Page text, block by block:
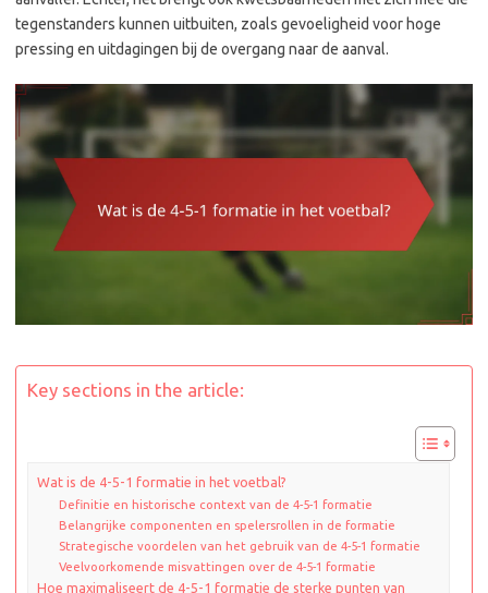
tegenstanders kunnen uitbuiten, zoals gevoeligheid voor hoge
pressing en uitdagingen bij de overgang naar de aanval.
Key sections in the article:
Wat is de 4-5-1 formatie in het voetbal?
Definitie en historische context van de 4-5-1 formatie
Belangrijke componenten en spelersrollen in de formatie
Strategische voordelen van het gebruik van de 4-5-1 formatie
Veelvoorkomende misvattingen over de 4-5-1 formatie
Hoe maximaliseert de 4-5-1 formatie de sterke punten van